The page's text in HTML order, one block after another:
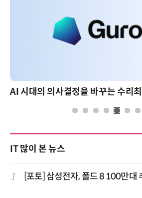
AI 시대의 의사결정을 바꾸는 수리최적화(Optimization): 실제 산업 적용 사례와 활용 전략 AI 핀옵
IT 많이 본 뉴스
1 [포토] 삼성전자, 폴드 8 100만대